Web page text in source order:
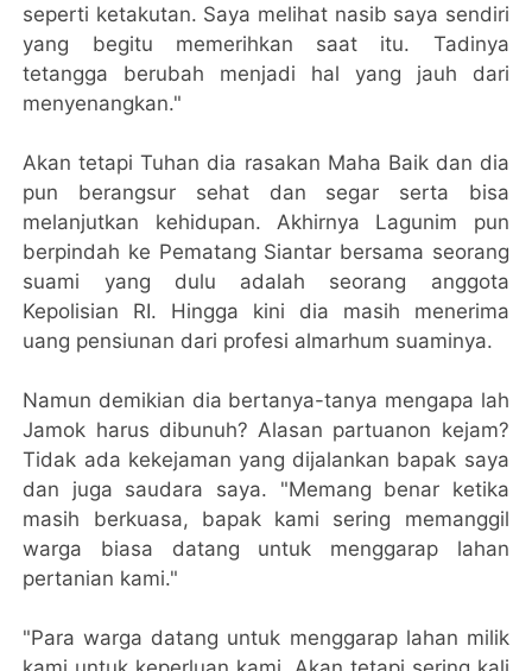
seperti ketakutan. Saya melihat nasib saya sendiri
yang begitu memerihkan saat itu. Tadinya
tetangga berubah menjadi hal yang jauh dari
menyenangkan."
Akan tetapi Tuhan dia rasakan Maha Baik dan dia
pun berangsur sehat dan segar serta bisa
melanjutkan kehidupan. Akhirnya Lagunim pun
berpindah ke Pematang Siantar bersama seorang
suami yang dulu adalah seorang anggota
Kepolisian RI. Hingga kini dia masih menerima
uang pensiunan dari profesi almarhum suaminya.
Namun demikian dia bertanya-tanya mengapa lah
Jamok harus dibunuh? Alasan partuanon kejam?
Tidak ada kekejaman yang dijalankan bapak saya
dan juga saudara saya. "Memang benar ketika
masih berkuasa, bapak kami sering memanggil
warga biasa datang untuk menggarap lahan
pertanian kami."
"Para warga datang untuk menggarap lahan milik